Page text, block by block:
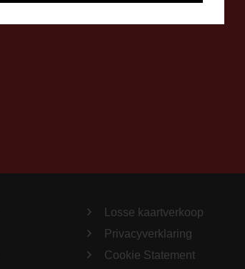
Losse kaartverkoop
Privacyverklaring
Cookie Statement